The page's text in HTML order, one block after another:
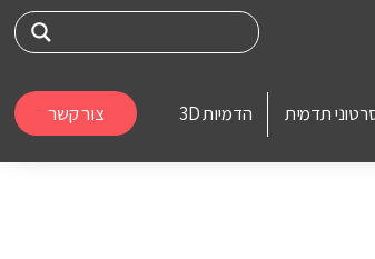
תדמית הדמיות 3D צור קשר